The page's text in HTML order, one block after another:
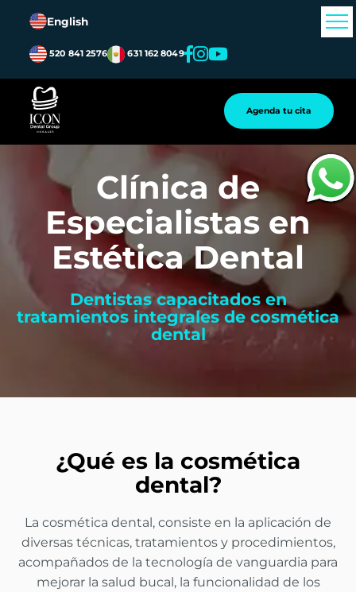
English
520 841 2576 631 162 8049
Agenda tu cita
Clínica de
Especialistas en
Estética Dental
Dentistas capacitados en
tratamientos integrales de cosmética
dental
¿Qué es la cosmética
dental?
La cosmética dental, consiste en la aplicación de
diversas técnicas, tratamientos y procedimientos,
acompañados de la tecnología de vanguardia para
mejorar la salud bucal, la funcionalidad de los